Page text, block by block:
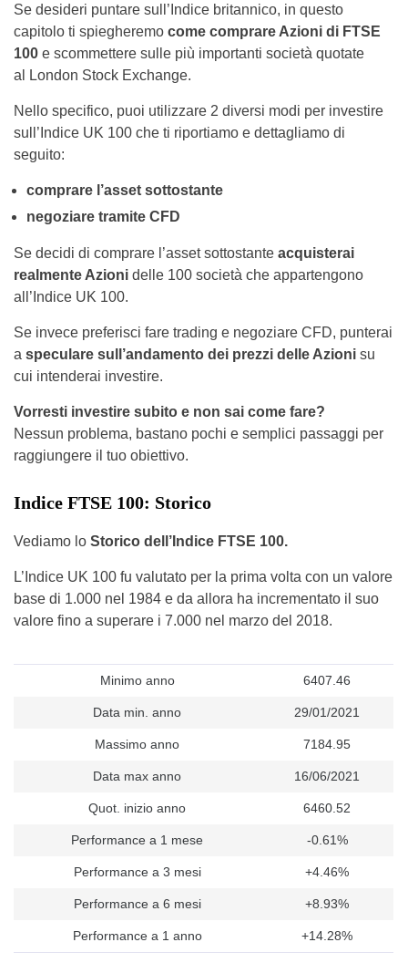
Se desideri puntare sull’Indice britannico, in questo
capitolo ti spiegheremo come comprare Azioni di FTSE
100 e scommettere sulle più importanti società quotate
al London Stock Exchange.
Nello specifico, puoi utilizzare 2 diversi modi per investire
sull’Indice UK 100 che ti riportiamo e dettagliamo di
seguito:
comprare l’asset sottostante
negoziare tramite CFD
Se decidi di comprare l’asset sottostante acquisterai
realmente Azioni delle 100 società che appartengono
all’Indice UK 100.
Se invece preferisci fare trading e negoziare CFD, punterai
a speculare sull’andamento dei prezzi delle Azioni su
cui intenderai investire.
Vorresti investire subito e non sai come fare?
Nessun problema, bastano pochi e semplici passaggi per
raggiungere il tuo obiettivo.
Indice FTSE 100: Storico
Vediamo lo Storico dell’Indice FTSE 100.
L’Indice UK 100 fu valutato per la prima volta con un valore
base di 1.000 nel 1984 e da allora ha incrementato il suo
valore fino a superare i 7.000 nel marzo del 2018.
Minimo anno 6407.46
Data min. anno 29/01/2021
Massimo anno 7184.95
Data max anno 16/06/2021
Quot. inizio anno 6460.52
Performance a 1 mese -0.61%
Performance a 3 mesi +4.46%
Performance a 6 mesi +8.93%
Performance a 1 anno +14.28%